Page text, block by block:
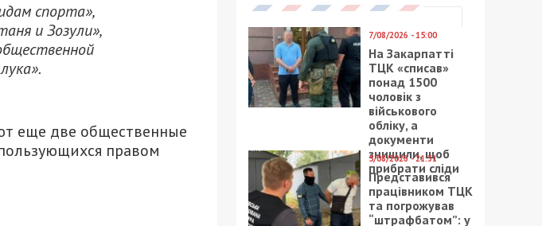
спорта»,
и Зозули»,
еще две общественные
правом
7/08/2026 - 15:00
На Закарпатті
ТЦК «списав»
понад 1500
чоловік з
військового
обліку, а
документи
знищили, щоб
прибрати сліди
5/08/2026 - 21:31
Представився
працівником ТЦК
та погрожував
“штрафбатом”: у